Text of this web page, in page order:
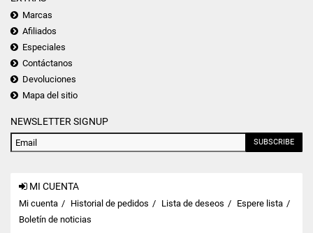
Marcas
Afiliados
Especiales
Contáctanos
Devoluciones
Mapa del sitio
NEWSLETTER SIGNUP
SUBSCRIBE
MI CUENTA
Mi cuenta Historial de pedidos Lista de deseos
Espere lista
Boletín de noticias